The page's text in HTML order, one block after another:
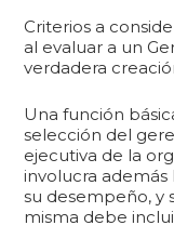
Criterios a
al evaluar a un
verdadera
Una función
selección del
ejecutiva de la
involucra
su desempeño, y
misma debe